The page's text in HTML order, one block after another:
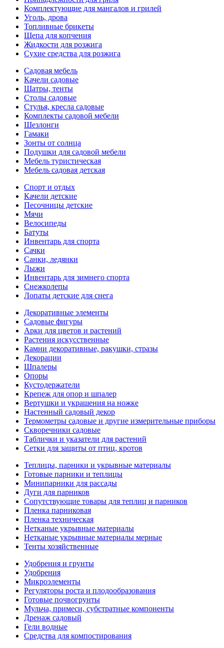
Комплектующие для мангалов и грилей
Уголь, дрова
Топливные брикеты
Щепа для копчения
Жидкости для розжига
Сухие средства для розжига
Садовая мебель
Качели садовые
Шатры, тенты
Столы садовые
Стулья, кресла садовые
Комплекты садовой мебели
Шезлонги
Гамаки
Зонты от солнца
Подушки для садовой мебели
Мебель туристическая
Мебель садовая детская
Спорт и отдых
Качели детские
Песочницы детские
Мячи
Велосипеды
Батуты
Инвентарь для спорта
Сачки
Санки, ледянки
Лыжи
Инвентарь для зимнего спорта
Снежколепы
Лопаты детские для снега
Декоративные элементы
Садовые фигуры
Арки для цветов и растений
Растения искусственные
Камни декоративные, ракушки, стразы
Декорации
Шпалеры
Опоры
Кустодержатели
Крепеж для опор и шпалер
Вертушки и украшения на ножке
Настенный садовый декор
Термометры садовые и другие измерительные приборы
Скворечники садовые
Таблички и указатели для растений
Сетки для защиты от птиц, кротов
Теплицы, парники и укрывные материалы
Готовые парники и теплицы
Минипарники для рассады
Дуги для парников
Сопутствующие товары для теплиц и парников
Пленка парниковая
Пленка техническая
Нетканые укрывные материалы
Нетканые укрывные материалы мерные
Тенты хозяйственные
Удобрения и грунты
Удобрения
Микроэлементы
Регуляторы роста и плодообразования
Готовые почвогрунты
Мульча, примеси, субстратные компоненты
Дренаж садовый
Гели водные
Средства для компостирования